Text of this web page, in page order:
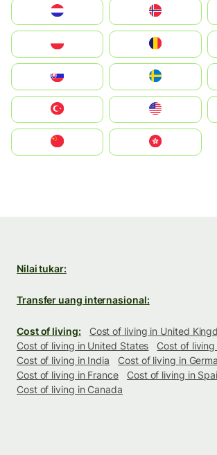
United States
中國香港特別行政區
Nilai tukar:
Transfer uang internasional:
Cost of living:
Cost of living in United
Cost of living in United States
Cost of living
Cost of living in India
Cost of living in
Cost of living in France
Cost of living in
Cost of living in Canada